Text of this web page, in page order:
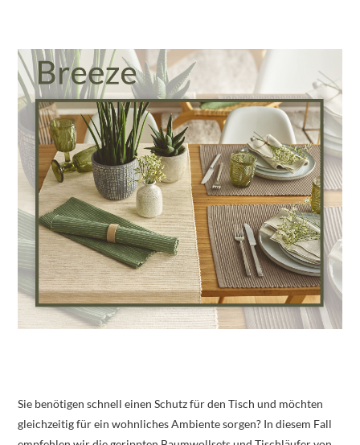
Sie benötigen schnell einen Schutz für den Tisch und möchten
gleichzeitig für ein wohnliches Ambiente sorgen? In diesem Fall